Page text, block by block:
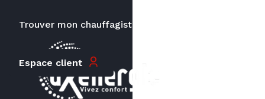
Trouver mon chauffagiste
Espace client